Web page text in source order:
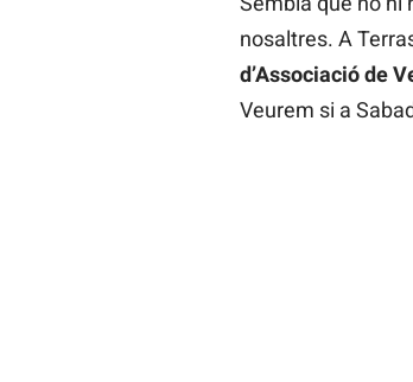
nosaltres. A
d’Associació de
Veurem si a